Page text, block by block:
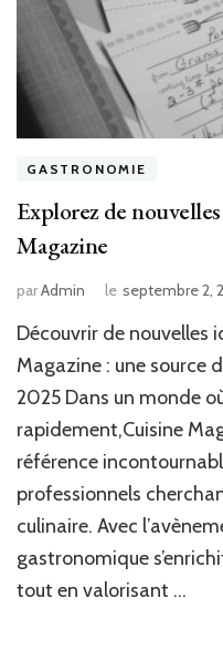
GASTRONOMIE
Explorez de
Magazine
parAdmin le septembre 2,
Découvrir de nouvelles
Magazine : une source
2025 Dans un monde
rapidement,Cuisine
référence
professionnels
culinaire. Avec
gastronomique
tout en valorisant …